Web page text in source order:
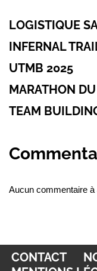
LOGISTIQUE
INFERNAL
UTMB 2025
MARATHON
TEAM
Aucun commentaire à
CONTACT